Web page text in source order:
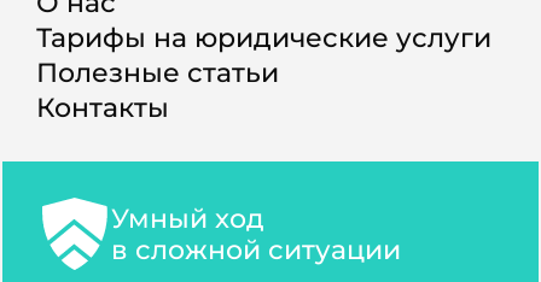
Тарифы на юридические услуги
Полезные статьи
Контакты
Умный ход
в сложной ситуации